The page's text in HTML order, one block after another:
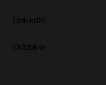
Linkedin
Dribbble